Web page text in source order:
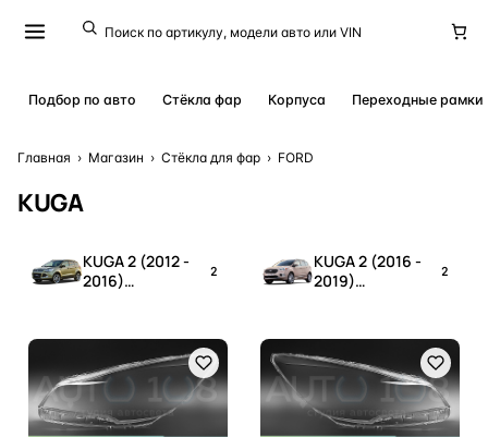
Подбор по авто Стёкла фар Корпуса Переходные рамки
Главная › Магазин › Стёкла для фар › FORD
KUGA
KUGA 2 (2012 -
2016)
2
KUGA 2 (2016 -
2019)
2